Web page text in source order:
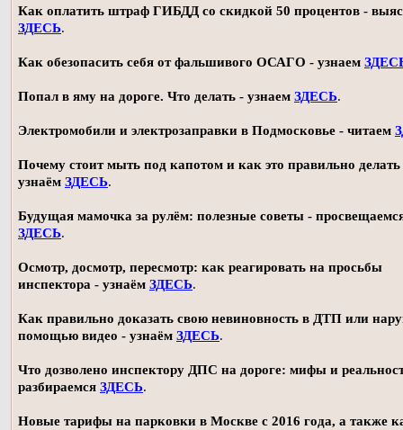
Как оплатить штраф ГИБДД со скидкой 50 процентов -
ЗДЕСЬ.
Как обезопасить себя от фальшивого ОСАГО - узнаем
Попал в яму на дороге. Что делать - узнаем ЗДЕСЬ.
Электромобили и электрозаправки в Подмосковье - читаем
Почему стоит мыть под капотом и как это правильно делать
узнаём ЗДЕСЬ.
Будущая мамочка за рулём: полезные советы -
ЗДЕСЬ.
Осмотр, досмотр, пересмотр: как реагировать на просьбы
инспектора - узнаём ЗДЕСЬ.
Как правильно доказать свою невиновность в ДТП или
помощью видео - узнаём ЗДЕСЬ.
Что дозволено инспектору ДПС на дороге: мифы и
разбираемся ЗДЕСЬ.
Новые тарифы на парковки в Москве с 2016 года, а также